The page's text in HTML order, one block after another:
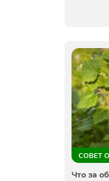
СОВЕТ
Что за